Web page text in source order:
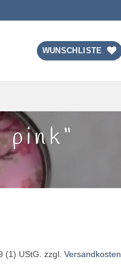
WUNSCHLISTE
(1) UStG. zzgl. Versandkosten